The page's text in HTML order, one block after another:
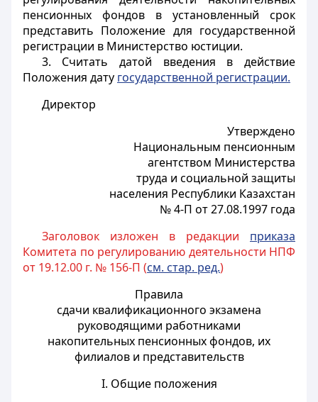
пенсионных фондов в установленный срок
представить Положение для государственной
регистрации в Министерство юстиции.
3. Считать датой введения в действие
Положения дату государственной регистрации.
Директор
Утверждено
Национальным пенсионным
агентством Министерства
труда и социальной защиты
населения Республики Казахстан
№ 4-П от 27.08.1997 года
Заголовок изложен в редакции приказа
Комитета по регулированию деятельности НПФ
от 19.12.00 г. № 156-П (см. стар. ред.)
Правила
сдачи квалификационного экзамена
руководящими работниками
накопительных пенсионных фондов, их
филиалов и представительств
I. Общие положения